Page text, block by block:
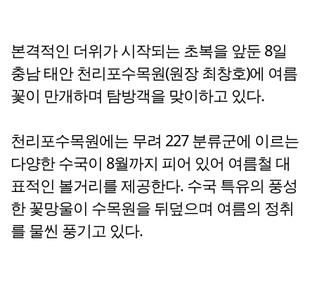
본격적인 더위가 시작되는 초복을 앞둔 8일
충남 태안 천리포수목원(원장 최창호)에 여름
꽃이 만개하며 탐방객을 맞이하고 있다.
천리포수목원에는 무려 227 분류군에 이르는
다양한 수국이 8월까지 피어 있어 여름철 대
표적인 볼거리를 제공한다. 수국 특유의 풍성
한 꽃망울이 수목원을 뒤덮으며 여름의 정취
를 물씬 풍기고 있다.